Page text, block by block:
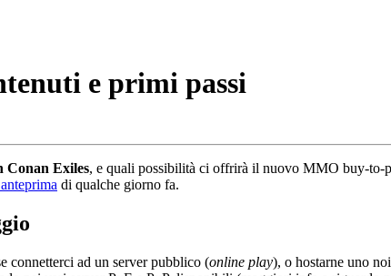
e primi passi
Conan Exiles, e quali possibilità ci offrirà il nuovo MMO buy-to-
di qualche giorno fa.
connetterci ad un server pubblico (online play), o hostarne uno